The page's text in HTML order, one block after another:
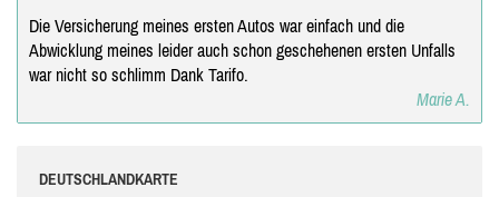
Die Versicherung meines ersten Autos war einfach und die
Abwicklung meines leider auch schon geschehenen ersten Unfalls
war nicht so schlimm Dank Tarifo.
Marie A.
DEUTSCHLANDKARTE